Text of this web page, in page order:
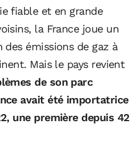
fiable et en grande
la France joue un
émissions de gaz à
Mais le pays revient
de son parc
avait été importatrice
une première depuis 42